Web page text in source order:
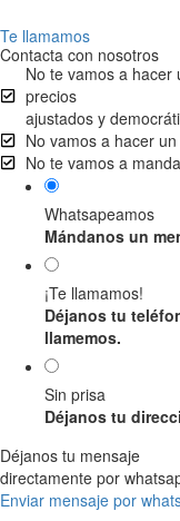
Te llamamos
Contacta con nosotros
No te vamos a
precios
ajustados y
No vamos a hacer
No te vamos a
Whatsapeamos
Mándanos un
¡Te llamamos!
Déjanos tu
llamemos.
Sin prisa
Déjanos tu
Déjanos tu mensaje
directamente por
Enviar mensaje por